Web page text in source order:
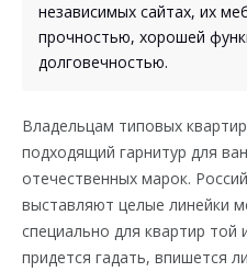
независимых сайтах, их
прочностью, хорошей
долговечностью.
Владельцам типовых
подходящий гарнитур для
отечественных марок.
выставляют целые линейки
специально для квартир той
придется гадать, впишется